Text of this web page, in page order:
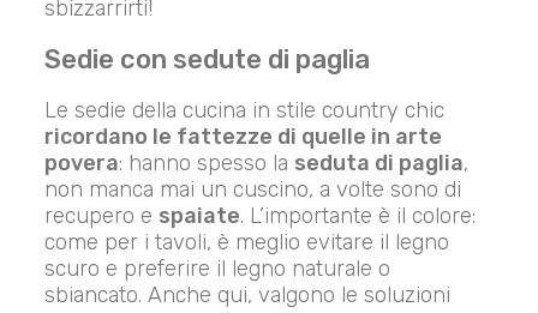
sbizzarrirti!
Sedie con sedute di paglia
Le sedie della cucina in stile country chic
ricordano le fattezze di quelle in arte
povera: hanno spesso la seduta di paglia,
non manca mai un cuscino, a volte sono di
recupero e spaiate. L’importante è il colore:
come per i tavoli, è meglio evitare il legno
scuro e preferire il legno naturale o
sbiancato. Anche qui, valgono le soluzioni